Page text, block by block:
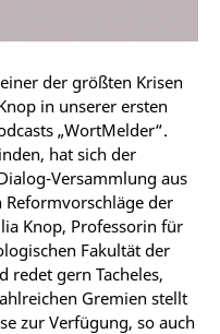
der größten Krisen
in unserer ersten
„WortMelder“.
hat sich der
Versammlung aus
der
Knop, Professorin für
Fakultät der
redet gern Tacheles,
Gremien stellt
zur Verfügung, so auch